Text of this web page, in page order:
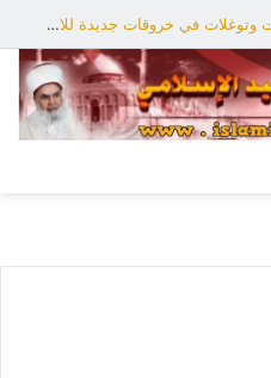
العدوان على غزة: شهيد وإصابات وتوغلات في خروقات جديدة للاحتلال